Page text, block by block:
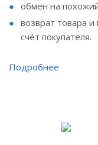
обмен на
возврат товара
счёт покупателя.
Подробнее